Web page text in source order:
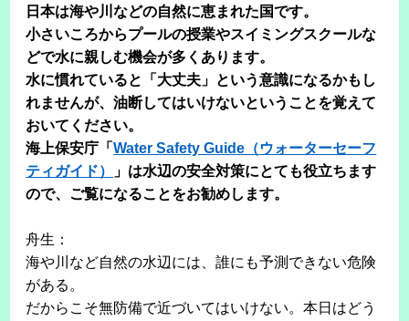
日本は海や川などの自然に恵まれた国です。
小さいころからプールの授業やスイミングスクールな
どで水に親しむ機会が多くあります。
水に慣れていると「大丈夫」という意識になるかもし
れませんが、油断してはいけないということを覚えて
おいてください。
海上保安庁「Water Safety Guide（ウォーターセーフ
ティガイド）
」は水辺の安全対策にとても役立ちます
ので、ご覧になることをお勧めします。
舟生：
海や川など自然の水辺には、誰にも予測できない危険
がある。
だからこそ無防備で近づいてはいけない。本日はどう